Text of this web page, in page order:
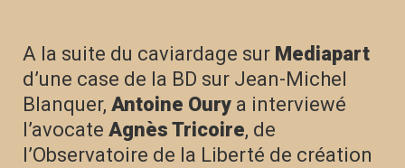
A la suite du caviardage sur Mediapart
d’une case de la BD sur Jean-Michel
Blanquer, Antoine Oury a interviewé
l’avocate Agnès Tricoire, de
l’Observatoire de la Liberté de création